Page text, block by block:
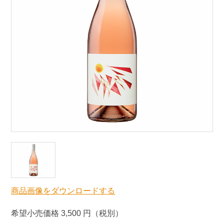
商品画像をダウンロードする
希望小売価格 3,500 円（税別）